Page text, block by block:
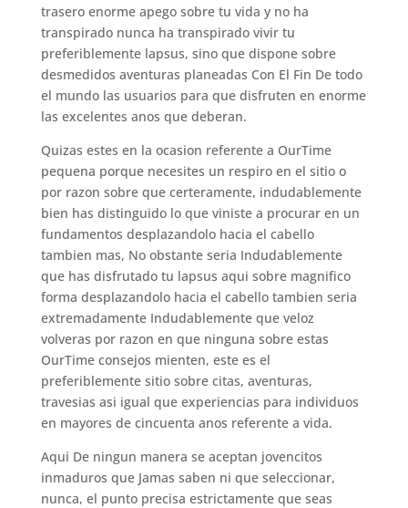
trasero enorme apego sobre tu vida y no ha
transpirado nunca ha transpirado vivir tu
preferiblemente lapsus, sino que dispone sobre
desmedidos aventuras planeadas Con El Fin De todo
el mundo las usuarios para que disfruten en enorme
las excelentes anos que deberan.
Quizas estes en la ocasion referente a OurTime
pequena porque necesites un respiro en el sitio o
por razon sobre que certeramente, indudablemente
bien has distinguido lo que viniste a procurar en un
fundamentos desplazandolo hacia el cabello
tambien mas, No obstante seri­a Indudablemente
que has disfrutado tu lapsus aqui sobre magnifico
forma desplazandolo hacia el cabello tambien seri­a
extremadamente Indudablemente que veloz
volveras por razon en que ninguna sobre estas
OurTime consejos mienten, este es el
preferiblemente sitio sobre citas, aventuras,
travesias asi­ igual que experiencias para individuos
en mayores de cincuenta anos referente a vida.
Aqui De ningun manera se aceptan jovencitos
inmaduros que Jamas saben ni que seleccionar,
nunca, el punto precisa estrictamente que seas